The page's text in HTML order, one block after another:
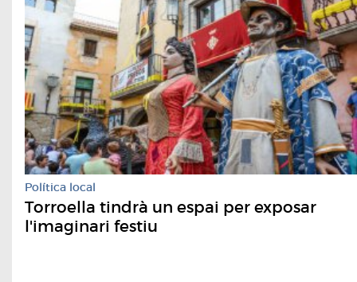
Política local
Torroella tindrà un espai per exposar
l'imaginari festiu